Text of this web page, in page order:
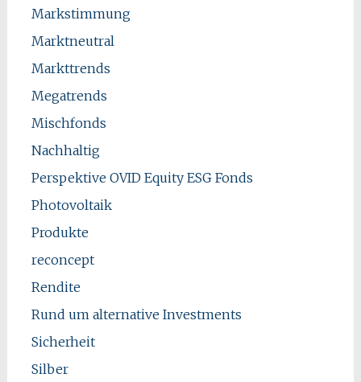
Markstimmung
Marktneutral
Markttrends
Megatrends
Mischfonds
Nachhaltig
Perspektive OVID Equity ESG Fonds
Photovoltaik
Produkte
reconcept
Rendite
Rund um alternative Investments
Sicherheit
Silber